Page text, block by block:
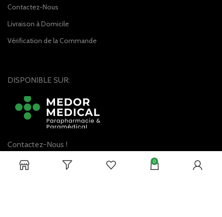
Contactez-Nous
Livraison à Domicile
Vérification de la Commande
DISPONIBLE SUR:
Contactez-Nous !
Notre médias sociaux
0